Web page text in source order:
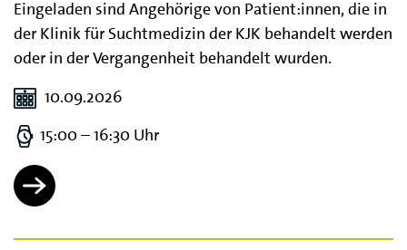
Eingeladen sind Angehörige von Patient:innen, die in
der Klinik für Suchtmedizin der KJK behandelt werden
oder in der Vergangenheit behandelt wurden.
10.09.2026
15:00 – 16:30 Uhr